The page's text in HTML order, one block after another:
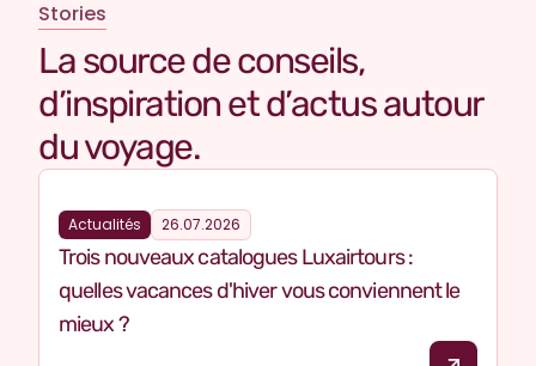
Stories
La source de conseils,
d’inspiration et d’actus autour
du voyage.
Actualités 26.07.2026
Trois nouveaux catalogues Luxairtours :
quelles vacances d'hiver vous conviennent le
mieux ?